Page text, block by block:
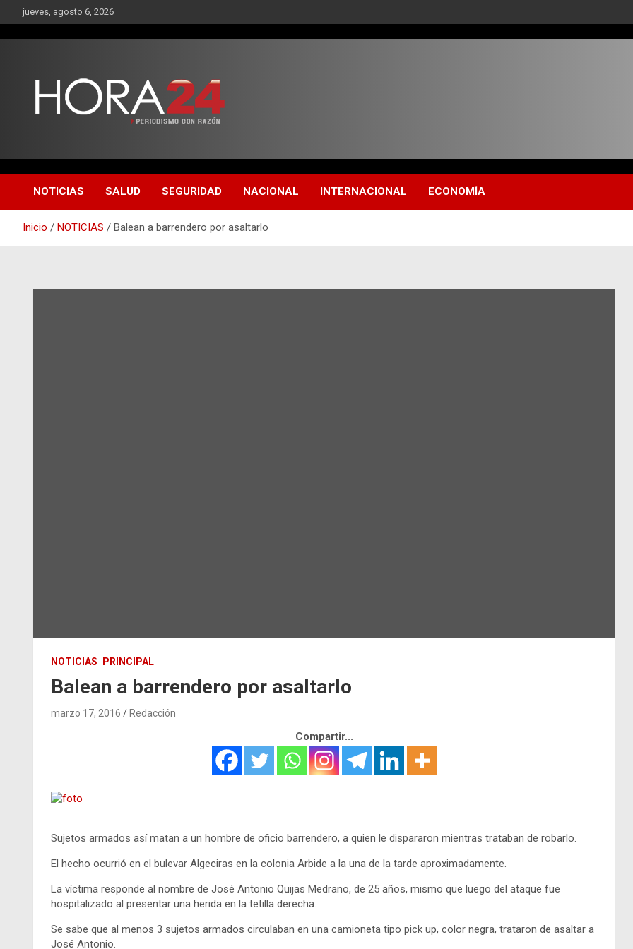
Saltar
al
contenido
jueves, agosto 6, 2026
NOTICIAS SALUD SEGURIDAD NACIONAL INTERNACIONAL ECONOMÍA
Inicio NOTICIAS Balean a barrendero por asaltarlo
NOTICIAS PRINCIPAL
Balean a barrendero por asaltarlo
marzo 17, 2016 Redacción
Compartir...
Sujetos armados así matan a un hombre de oficio barrendero, a quien le dispararon mientras trataban de robarlo.
El hecho ocurrió en el bulevar Algeciras en la colonia Arbide a la una de la tarde aproximadamente.
La víctima responde al nombre de José Antonio Quijas Medrano, de 25 años, mismo que luego del ataque fue
hospitalizado al presentar una herida en la tetilla derecha.
Se sabe que al menos 3 sujetos armados circulaban en una camioneta tipo pick up, color negra, trataron de asaltar a
José Antonio.